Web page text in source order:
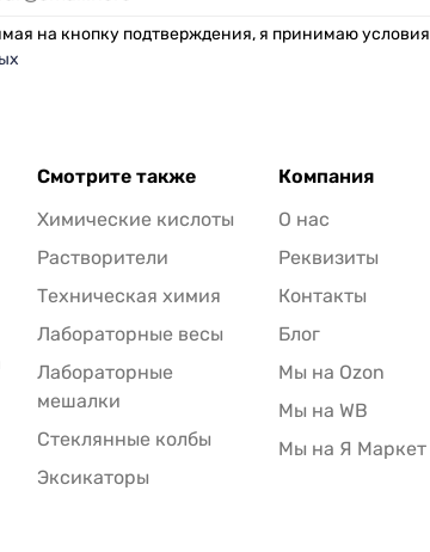
на кнопку подтверждения, я принимаю условия
Смотрите также
Химические кислоты
Растворители
Техническая химия
Лабораторные весы
Лабораторные
мешалки
Стеклянные колбы
Эксикаторы
Компания
О нас
Реквизиты
Контакты
Блог
Мы на Ozon
Мы на WB
Мы на Я Маркет